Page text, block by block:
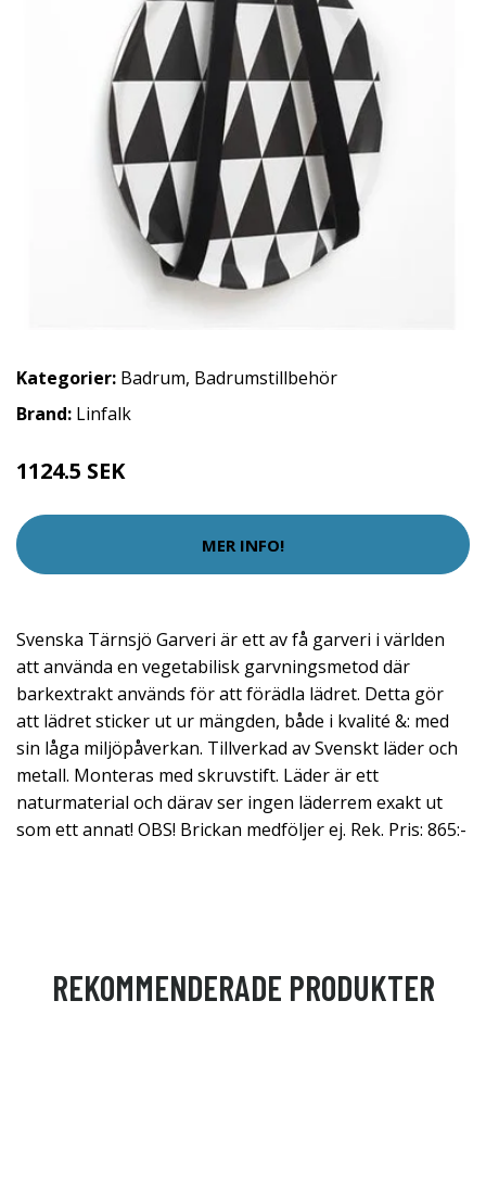
Kategorier: Badrum, Badrumstillbehör
Brand: Linfalk
1124.5 SEK
MER INFO!
Svenska Tärnsjö Garveri är ett av få garveri i världen
att använda en vegetabilisk garvningsmetod där
barkextrakt används för att förädla lädret. Detta gör
att lädret sticker ut ur mängden, både i kvalité &: med
sin låga miljöpåverkan. Tillverkad av Svenskt läder och
metall. Monteras med skruvstift. Läder är ett
naturmaterial och därav ser ingen läderrem exakt ut
som ett annat! OBS! Brickan medföljer ej. Rek. Pris: 865:-
REKOMMENDERADE PRODUKTER